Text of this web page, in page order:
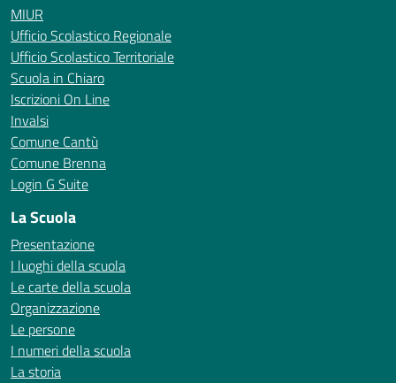
MIUR
Ufficio Scolastico Regionale
Ufficio Scolastico Territoriale
Scuola in Chiaro
Iscrizioni On Line
Invalsi
Comune Cantù
Comune Brenna
Login G Suite
La Scuola
Presentazione
I luoghi della scuola
Le carte della scuola
Organizzazione
Le persone
I numeri della scuola
La storia